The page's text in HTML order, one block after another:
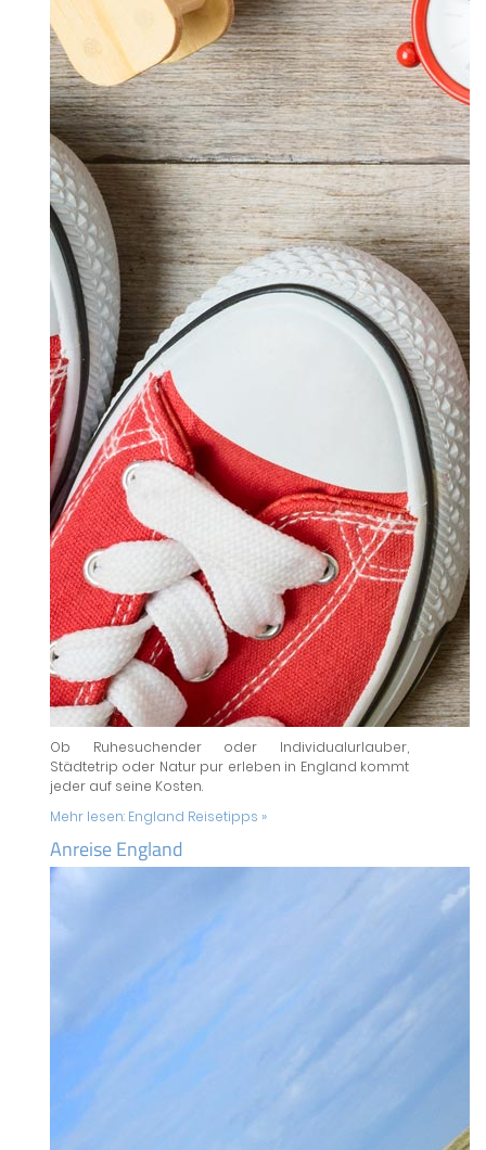
Ob Ruhesuchender oder Individualurlauber,
Städtetrip oder Natur pur erleben in England kommt
jeder auf seine Kosten.
Mehr lesen: England Reisetipps »
Anreise England